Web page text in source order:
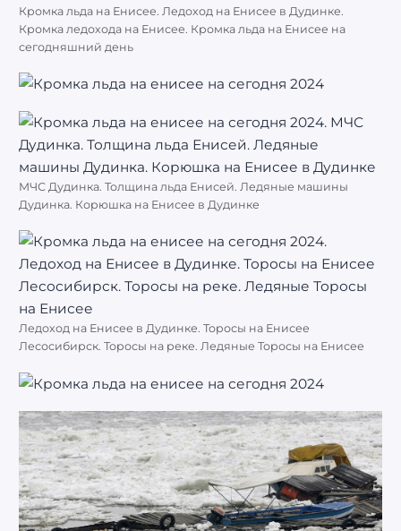
Кромка льда на Енисее. Ледоход на Енисее в Дудинке.
Кромка ледохода на Енисее. Кромка льда на Енисее на
сегодняшний день
МЧС Дудинка. Толщина льда Енисей. Ледяные машины
Дудинка. Корюшка на Енисее в Дудинке
Ледоход на Енисее в Дудинке. Торосы на Енисее
Лесосибирск. Торосы на реке. Ледяные Торосы на Енисее